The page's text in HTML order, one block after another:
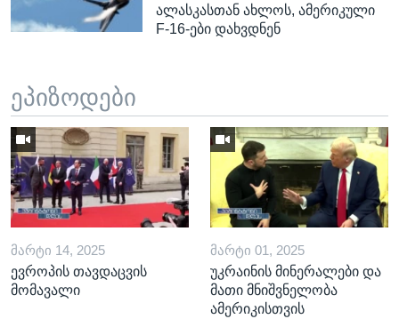
ალასკასთან ახლოს, ამერიკული
F-16-ები დახვდნენ
ეპიზოდები
ᲛᲐᲠᲢᲘ 14, 2025
ევროპის თავდაცვის
მომავალი
ᲛᲐᲠᲢᲘ 01, 2025
უკრაინის მინერალები და
მათი მნიშვნელობა
ამერიკისთვის